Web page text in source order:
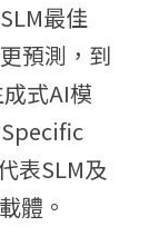
最佳
預測，到
式AI模
表SLM及
體。